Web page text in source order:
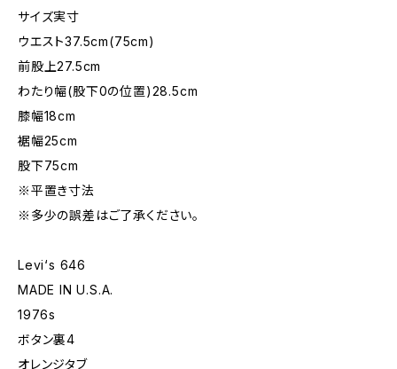
サイズ実寸
ウエスト37.5cm(75cm)
前股上27.5cm
わたり幅(股下0の位置)28.5cm
膝幅18cm
裾幅25cm
股下75cm
※平置き寸法
※多少の誤差はご了承ください。
Levi‘s 646
MADE IN U.S.A.
1976s
ボタン裏4
オレンジタブ